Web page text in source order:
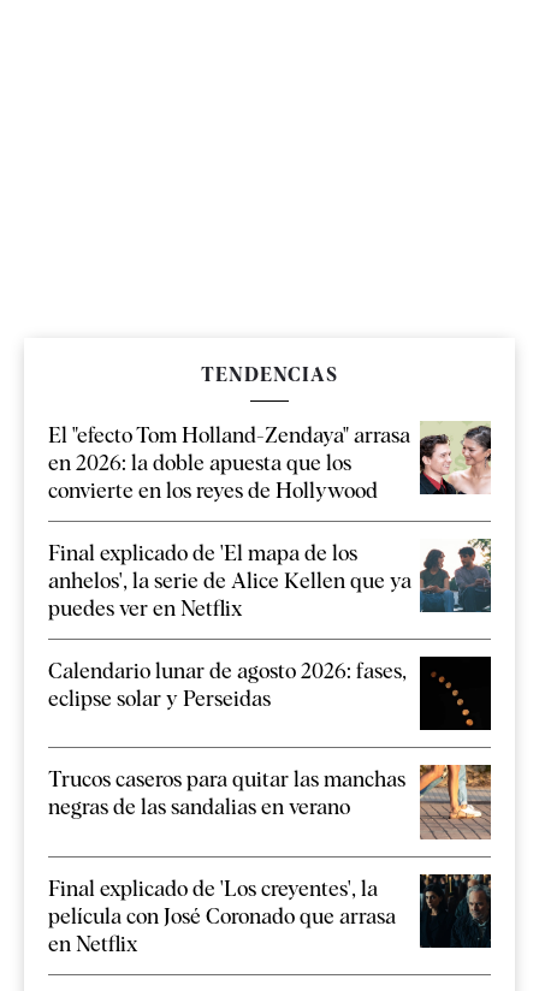
TENDENCIAS
El "efecto Tom Holland-Zendaya" arrasa
en 2026: la doble apuesta que los
convierte en los reyes de Hollywood
Final explicado de 'El mapa de los
anhelos', la serie de Alice Kellen que ya
puedes ver en Netflix
Calendario lunar de agosto 2026: fases,
eclipse solar y Perseidas
Trucos caseros para quitar las manchas
negras de las sandalias en verano
Final explicado de 'Los creyentes', la
película con José Coronado que arrasa
en Netflix